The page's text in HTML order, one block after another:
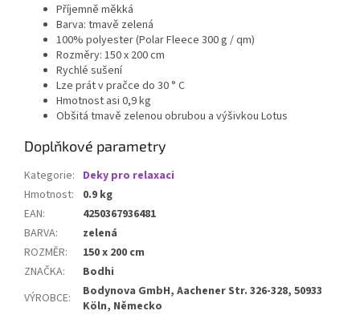
Příjemně měkká
Barva: tmavě zelená
100% polyester (Polar Fleece 300 g / qm)
Rozměry: 150 x 200 cm
Rychlé sušení
Lze prát v pračce do 30 ° C
Hmotnost asi 0,9 kg
Obšitá tmavě zelenou obrubou a výšivkou Lotus
Doplňkové parametry
Kategorie: Deky pro relaxaci
Hmotnost:
0.9 kg
EAN:
4250367936481
BARVA:
zelená
ROZMĚR:
150 x 200 cm
ZNAČKA:
Bodhi
VÝROBCE:
Bodynova GmbH, Aachener Str. 326-328, 50933
Köln, Německo